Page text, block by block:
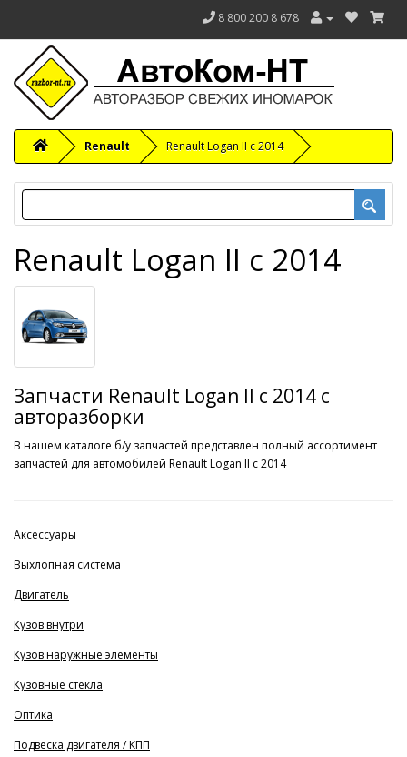
8 800 200 8 678
Renault Renault Logan II с 2014
Renault Logan II с 2014
Запчасти Renault Logan II с 2014 с
авторазборки
В нашем каталоге б/у запчастей представлен полный ассортимент
запчастей для автомобилей Renault Logan II с 2014
Аксессуары
Выхлопная система
Двигатель
Кузов внутри
Кузов наружные элементы
Кузовные стекла
Оптика
Подвеска двигателя / КПП